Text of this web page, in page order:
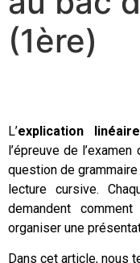
(1ère)
L’explication linéaire
l’épreuve de l’examen
question de grammaire
lecture cursive.
demandent
organiser une
Dans cet article, nous